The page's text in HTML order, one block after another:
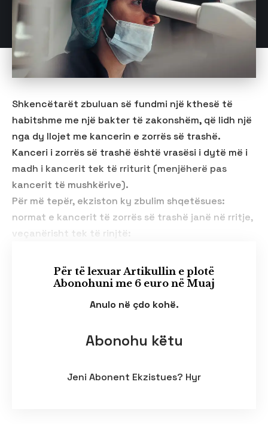
Shkencëtarët zbuluan së fundmi një kthesë të
habitshme me një bakter të zakonshëm, që lidh një
nga dy llojet me kancerin e zorrës së trashë.
Kanceri i zorrës së trashë është vrasësi i dytë më i
madh i kancerit tek të rriturit (menjëherë pas
kancerit të mushkërive).
Për më tepër, ekziston ky zbulim shqetësues:
normat e kancerit të zorrës së trashë janë në rritje,
veçanërisht tek të rinjtë:
Për të lexuar Artikullin e plotë
Abonohuni me 6 euro në Muaj
Anulo në çdo kohë.
Abonohu këtu
Jeni Abonent Ekzistues? Hyr